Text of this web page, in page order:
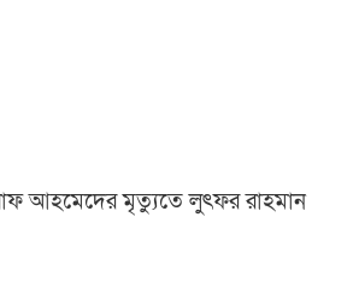
আহমেদের মৃত্যুতে লুৎফর রাহমান